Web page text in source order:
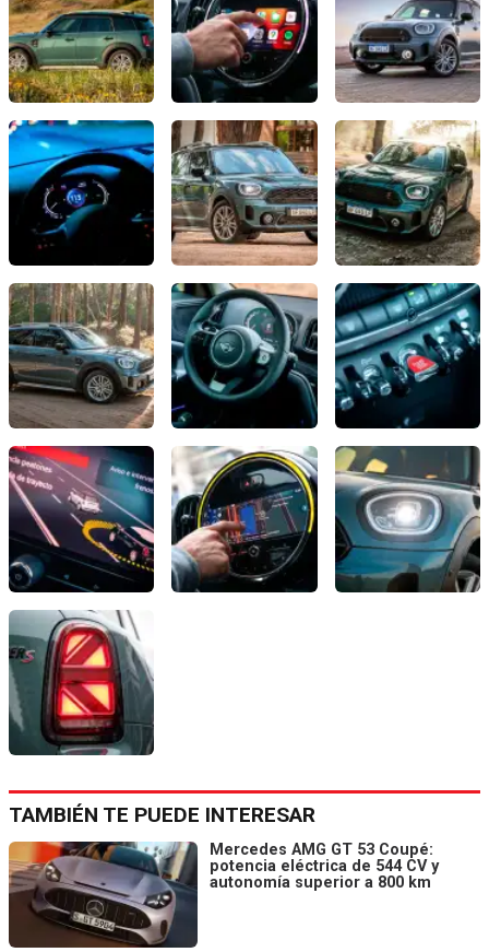
TAMBIÉN TE PUEDE INTERESAR
Mercedes AMG GT 53 Coupé:
potencia eléctrica de 544 CV y
autonomía superior a 800 km